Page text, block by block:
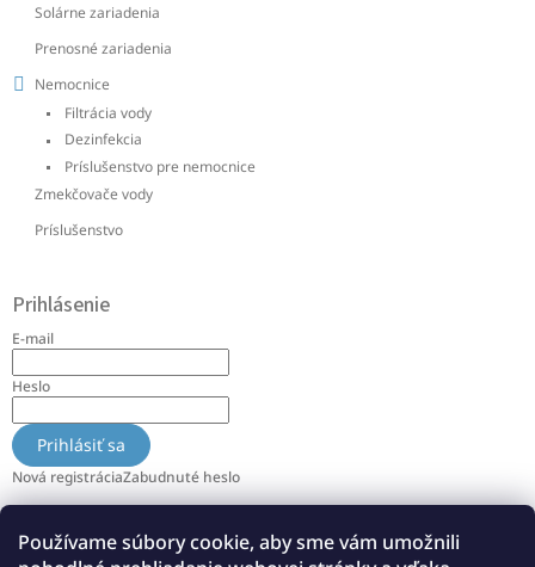
Používame súbory cookie, aby sme vám umožnili
Solárne zariadenia
Prenosné zariadenia
Nemocnice
Filtrácia vody
Dezinfekcia
Príslušenstvo pre nemocnice
Zmekčovače vody
Príslušenstvo
Prihlásenie
E-mail
Heslo
Prihlásiť sa
Nová registráciaZabudnuté heslo
Info